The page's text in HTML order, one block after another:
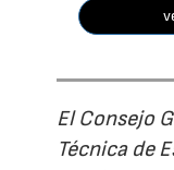
El Consejo
Técnica de